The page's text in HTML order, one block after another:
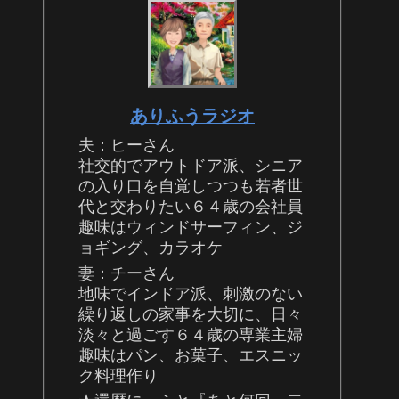
ありふうラジオ
夫：ヒーさん
社交的でアウトドア派、シニア
の入り口を自覚しつつも若者世
代と交わりたい６４歳の会社員
趣味はウィンドサーフィン、ジ
ョギング、カラオケ
妻：チーさん
地味でインドア派、刺激のない
繰り返しの家事を大切に、日々
淡々と過ごす６４歳の専業主婦
趣味はパン、お菓子、エスニッ
ク料理作り